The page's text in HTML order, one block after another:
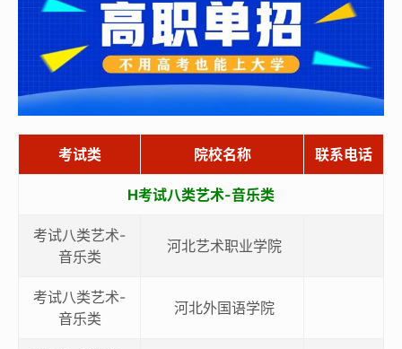
考试类 院校名称 联系电话
H考试八类艺术-音乐类
考试八类艺术-
音乐类
河北艺术职业学院
考试八类艺术-
音乐类
河北外国语学院